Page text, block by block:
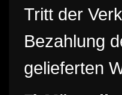
Tritt der
Bezahlung
gelieferten